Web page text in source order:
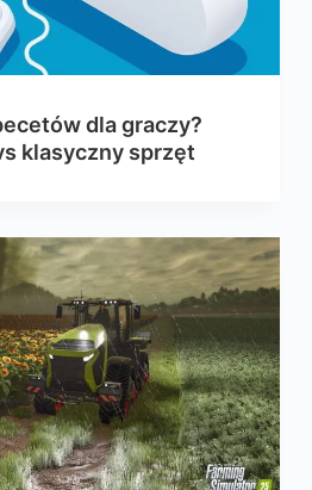
dla graczy?
klasyczny sprzęt